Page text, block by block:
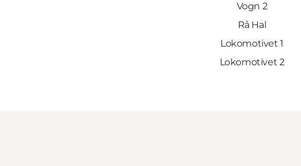
Vogn 2
Rå Hal
Lokomotivet 1
Lokomotivet 2